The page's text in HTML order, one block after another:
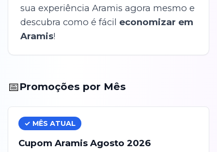
sua experiência Aramis agora mesmo e
descubra como é fácil economizar em
Aramis!
📅Promoções por Mês
✓ MÊS ATUAL
Cupom Aramis Agosto 2026